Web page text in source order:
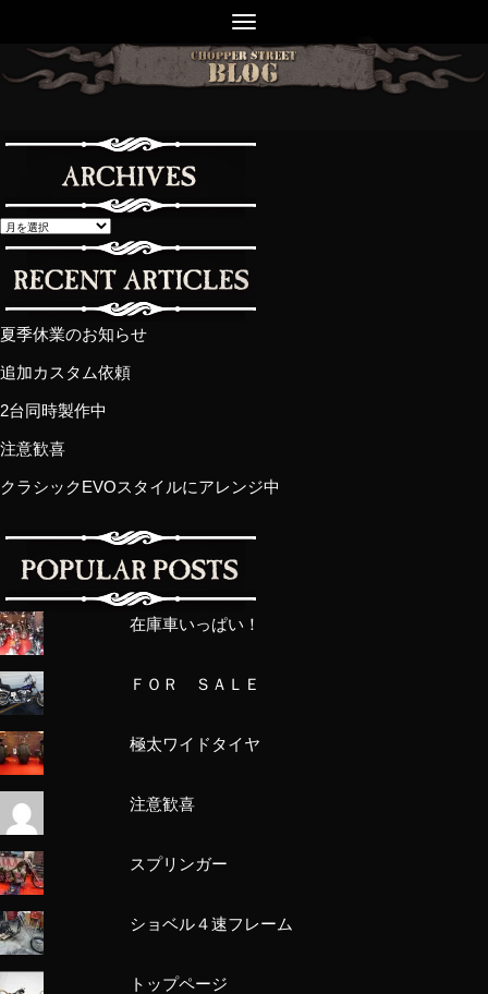
夏季休業のお知らせ
追加カスタム依頼
2台同時製作中
注意歓喜
クラシックEVOスタイルにアレンジ中
在庫車いっぱい！
ＦＯＲ ＳＡＬＥ
極太ワイドタイヤ
注意歓喜
スプリンガー
ショベル４速フレーム
トップページ